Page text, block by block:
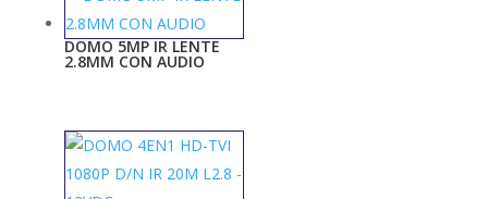
DOMO 5MP IR LENTE
2.8MM CON AUDIO